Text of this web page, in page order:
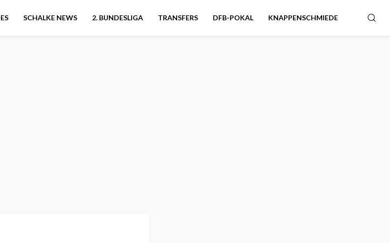
SCHALKE NEWS 2. BUNDESLIGA TRANSFERS DFB-POKAL KNAPPENSCHMIEDE